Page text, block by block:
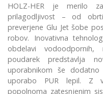
HOLZ-HER je merilo
prilagodljivost – od
preverjene Glu Jet šobe
robov. Inovativna
obdelavi vodoodpornih,
poudarek predstavlja
uporabnikom še
uporabo PUR lepil. Z
popolnoma zatesnjenim